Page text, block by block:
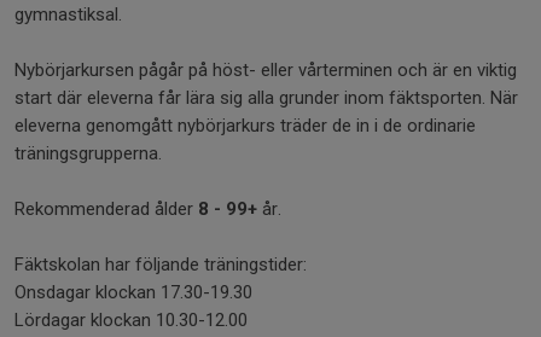
gymnastiksal.
Nybörjarkursen pågår på höst- eller vårterminen och är en viktig
start där eleverna får lära sig alla grunder inom fäktsporten. När
eleverna genomgått nybörjarkurs träder de in i de ordinarie
träningsgrupperna.
Rekommenderad ålder 8 - 99+ år.
Fäktskolan har följande träningstider:
Onsdagar klockan 17.30-19.30
Lördagar klockan 10.30-12.00